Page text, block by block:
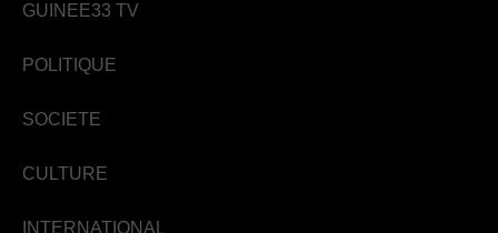
GUINEE33 TV
POLITIQUE
SOCIETE
CULTURE
INTERNATIONAL